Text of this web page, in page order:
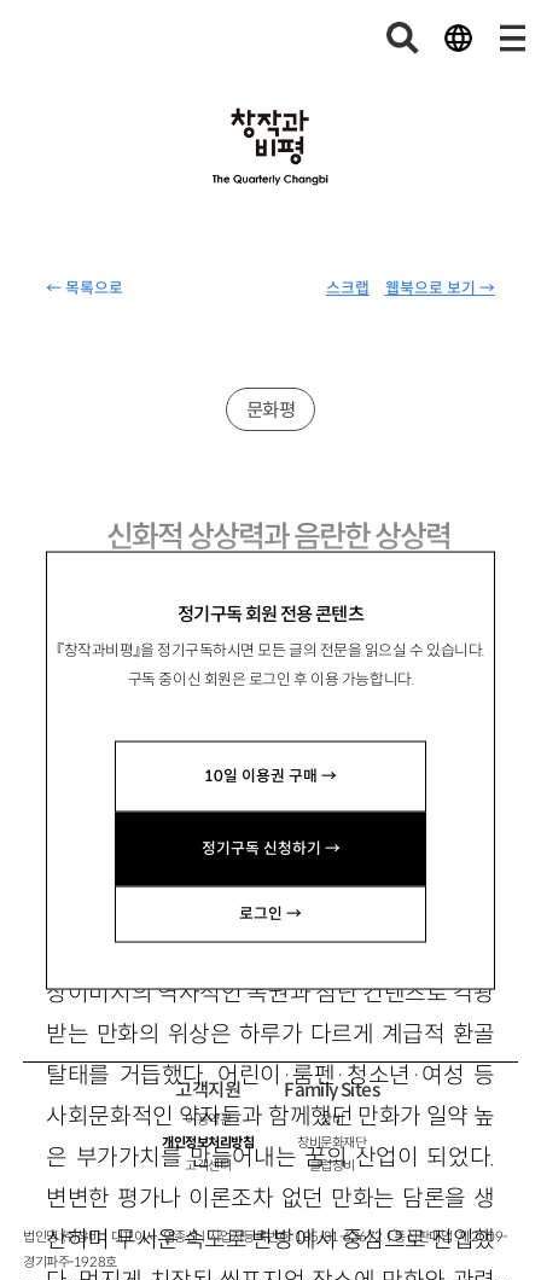
← 목록으로 웹북으로 보기 →
스크랩
정기구독 회원 전용 콘텐츠
『창작과비평』을 정기구독하시면 모든 글의 전문을 읽으실 수 있습니다.
구독 중이신 회원은 로그인 후 이용 가능합니다.
10일 이용권 구매 →
정기구독 신청하기 →
로그인 →
문화평
신화적 상상력과 음란한 상상력
박인하朴仁河
조금 들떠 있었다. 지금 생각해보면 한낮의 꿈처
럼 허무했다. 정보혁명의 바람과 함께 찾아온 영
상이미지의 역사적인 복권과 첨단 컨텐츠로 각광
받는 만화의 위상은 하루가 다르게 계급적 환골
탈태를 거듭했다. 어린이·룸펜·청소년·여성 등
사회문화적인 약자들과 함께했던 만화가 일약 높
은 부가가치를 만들어내는 꿈의 산업이 되었다.
변변한 평가나 이론조차 없던 만화는 담론을 생
산하며 무서운 속도로 변방에서 중심으로 진입했
고객지원
이용약관
개인정보처리방침
고객센터
Family Sites
창비
창비문화재단
클럽창비
법인명 : ㈜창비ㅣ대표이사 : 염종선ㅣ사업자등록번호 : 105-81-63672ㅣ통신판매업 : 제 2009-
경기파주-1928호